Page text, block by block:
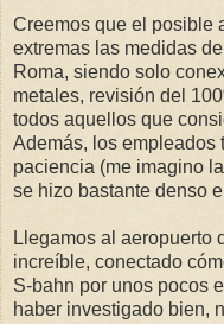
Creemos que el posible
extremas las medidas
Roma, siendo solo
metales, revisión del
todos aquellos que
Además, los empleados
paciencia (me imagino
se hizo bastante denso
Llegamos al aeropuerto
increíble, conectado
S-bahn por unos pocos
haber investigado bien,